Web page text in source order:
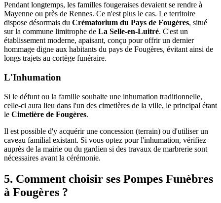
Pendant longtemps, les familles fougeraises devaient se rendre à
Mayenne ou près de Rennes. Ce n'est plus le cas. Le territoire
dispose désormais du Crématorium du Pays de Fougères, situé
sur la commune limitrophe de La Selle-en-Luitré. C'est un
établissement moderne, apaisant, conçu pour offrir un dernier
hommage digne aux habitants du pays de Fougères, évitant ainsi de
longs trajets au cortège funéraire.
L'Inhumation
Si le défunt ou la famille souhaite une inhumation traditionnelle,
celle-ci aura lieu dans l'un des cimetières de la ville, le principal étant
le Cimetière de Fougères.
Il est possible d'y acquérir une concession (terrain) ou d'utiliser un
caveau familial existant. Si vous optez pour l'inhumation, vérifiez
auprès de la mairie ou du gardien si des travaux de marbrerie sont
nécessaires avant la cérémonie.
5. Comment choisir ses Pompes Funèbres
à Fougères ?